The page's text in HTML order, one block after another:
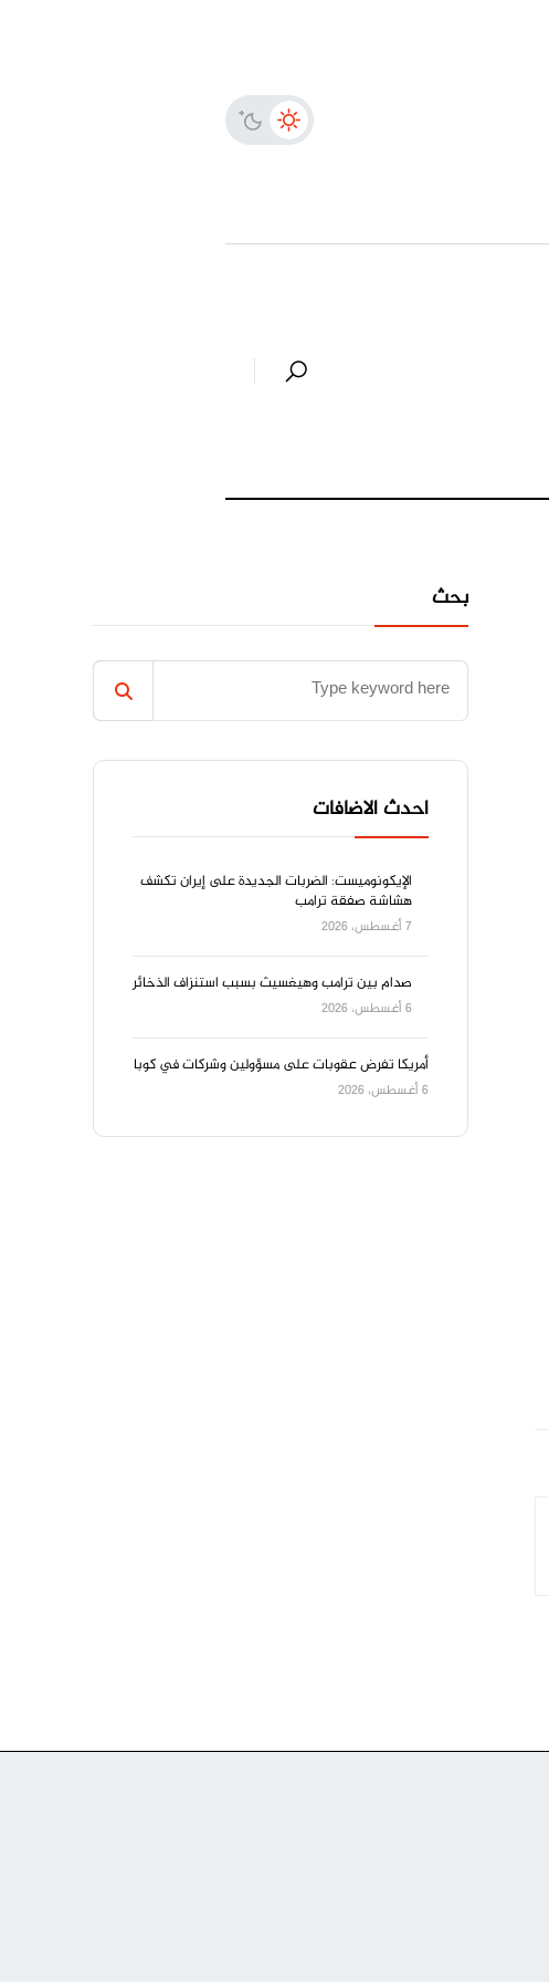
بحث
احدث الاضافات
الإيكونوميست: الضربات الجديدة على إيران تكشف
هشاشة صفقة ترامب
7 أغسطس، 2026
صدام بين ترامب وهيغسيث بسبب استنزاف الذخائر
6 أغسطس، 2026
أمريكا تفرض عقوبات على مسؤولين وشركات في كوبا
6 أغسطس، 2026